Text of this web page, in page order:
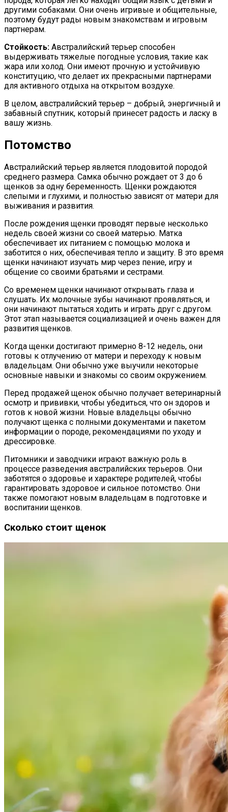
другими собаками. Они очень игривые и общительные,
поэтому будут рады новым знакомствам и игровым
партнерам.
Стойкость: Австралийский терьер способен
выдерживать тяжелые погодные условия, такие как
жара или холод. Они имеют прочную и устойчивую
конституцию, что делает их прекрасными партнерами
для активного отдыха на открытом воздухе.
В целом, австралийский терьер – добрый, энергичный и
забавный спутник, который принесет радость и ласку в
вашу жизнь.
Потомство
Австралийский терьер является плодовитой породой
среднего размера. Самка обычно рождает от 3 до 6
щенков за одну беременность. Щенки рождаются
слепыми и глухими, и полностью зависят от матери для
выживания и развития.
После рождения щенки проводят первые несколько
недель своей жизни со своей матерью. Матка
обеспечивает их питанием с помощью молока и
заботится о них, обеспечивая тепло и защиту. В это время
щенки начинают изучать мир через пение, игру и
общение со своими братьями и сестрами.
Со временем щенки начинают открывать глаза и
слушать. Их молочные зубы начинают проявляться, и
они начинают пытаться ходить и играть друг с другом.
Этот этап называется социализацией и очень важен для
развития щенков.
Когда щенки достигают примерно 8-12 недель, они
готовы к отлучению от матери и переходу к новым
владельцам. Они обычно уже выучили некоторые
основные навыки и знакомы со своим окружением.
Перед продажей щенок обычно получает ветеринарный
осмотр и прививки, чтобы убедиться, что он здоров и
готов к новой жизни. Новые владельцы обычно
получают щенка с полными документами и пакетом
информации о породе, рекомендациями по уходу и
дрессировке.
Питомники и заводчики играют важную роль в
процессе разведения австралийских терьеров. Они
заботятся о здоровье и характере родителей, чтобы
гарантировать здоровое и сильное потомство. Они
также помогают новым владельцам в подготовке и
воспитании щенков.
Сколько стоит щенок